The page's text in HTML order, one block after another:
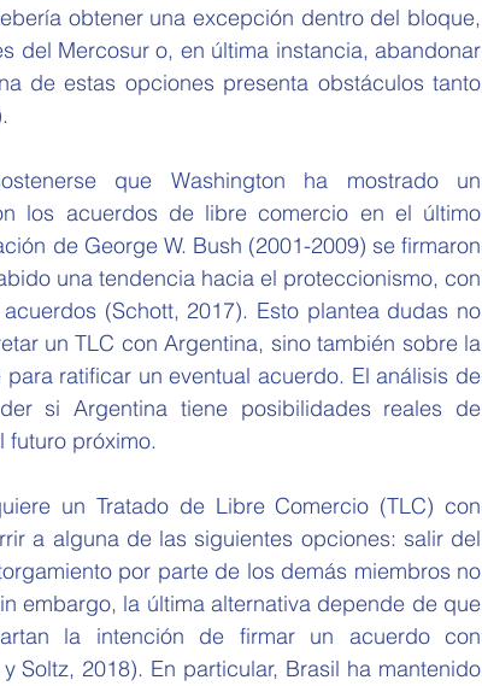
obtener una excepción dentro del bloque,
del Mercosur o, en última instancia, abandonar
de estas opciones presenta obstáculos tanto
los acuerdos de libre comercio en el último
de George W. Bush (2001-2009) se firmaron
una tendencia hacia el proteccionismo, con
(Schott, 2017). Esto plantea dudas no
un TLC con Argentina, sino también sobre la
ratificar un eventual acuerdo. El análisis de
si Argentina tiene posibilidades reales de
futuro próximo.
a alguna de las siguientes opciones: salir del
por parte de los demás miembros no
embargo, la última alternativa depende de que
la intención de firmar un acuerdo con
Soltz, 2018). En particular, Brasil ha mantenido